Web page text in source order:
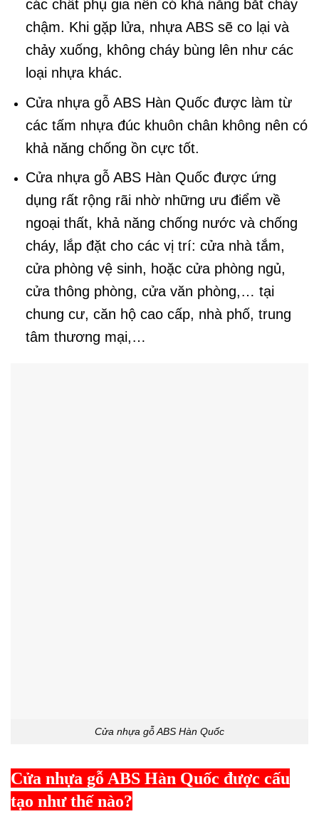
các chất phụ gia nên có khả năng bắt cháy
chậm. Khi gặp lửa, nhựa ABS sẽ co lại và
chảy xuống, không cháy bùng lên như các
loại nhựa khác.
Cửa nhựa gỗ ABS Hàn Quốc được làm từ
các tấm nhựa đúc khuôn chân không nên có
khả năng chống ồn cực tốt.
Cửa nhựa gỗ ABS Hàn Quốc được ứng
dụng rất rộng rãi nhờ những ưu điểm về
ngoại thất, khả năng chống nước và chống
cháy, lắp đặt cho các vị trí: cửa nhà tắm,
cửa phòng vệ sinh, hoặc cửa phòng ngủ,
cửa thông phòng, cửa văn phòng,… tại
chung cư, căn hộ cao cấp, nhà phố, trung
tâm thương mại,…
Cửa nhựa gỗ ABS Hàn Quốc
Cửa nhựa gỗ ABS Hàn Quốc được cấu
tạo như thế nào?